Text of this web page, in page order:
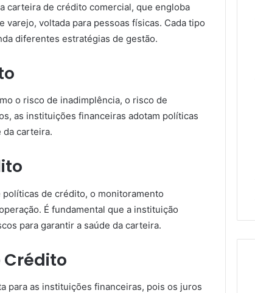
carteira de crédito comercial, que engloba
voltada para pessoas físicas. Cada tipo
diferentes estratégias de gestão.
o risco de inadimplência, o risco de
as instituições financeiras adotam políticas
da carteira.
de crédito, o monitoramento
É fundamental que a instituição
para garantir a saúde da carteira.
para as instituições financeiras, pois os juros